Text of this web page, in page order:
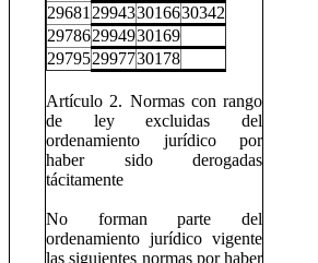
29681 299433016630342
297862994930169
297952997730178
Artículo 2. Normas con rango
de ley excluidas del
ordenamiento jurídico por
haber sido derogadas
tácitamente
No forman parte del
ordenamiento jurídico vigente
las siguientes normas por haber